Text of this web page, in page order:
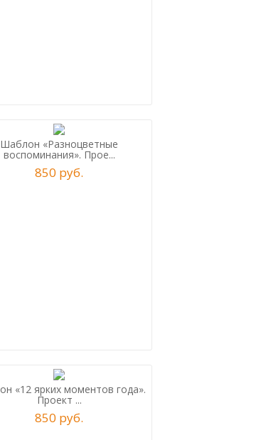
Шаблон «Разноцветные
воспоминания». Прое...
850 руб.
«12 ярких моментов года».
Проект ...
850 руб.